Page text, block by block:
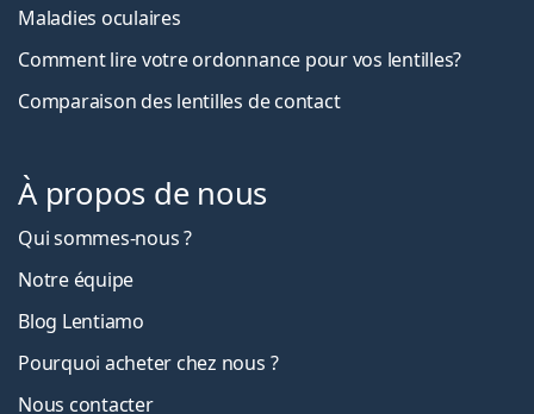
Maladies oculaires
Comment lire votre ordonnance pour vos lentilles?
Comparaison des lentilles de contact
À propos de nous
Qui sommes-nous ?
Notre équipe
Blog Lentiamo
Pourquoi acheter chez nous ?
Nous contacter